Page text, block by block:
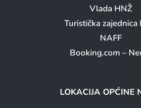
Vlada HNŽ
Turistička zajednica
NAFF
Booking.com –
LOKACIJA OPĆINE